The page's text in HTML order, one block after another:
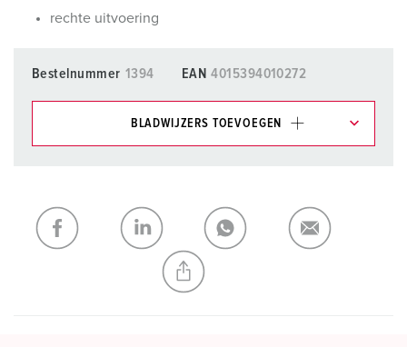
rechte uitvoering
Bestelnummer 1394 EAN 4015394010272
BLADWIJZERS TOEVOEGEN
Mijn lijst TOEVOEGEN
NIEUW LIJST MAKEN